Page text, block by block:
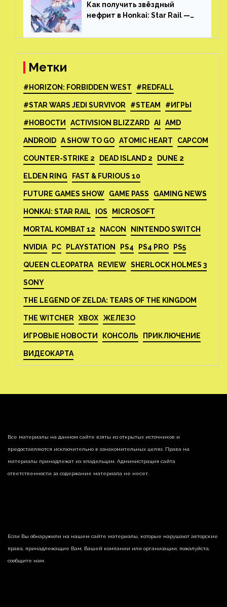
Как получить звёздный
нефрит в Honkai: Star Rail —
Метки
#HORIZON: FORBIDDEN WEST #REDFALL
#STAR WARS JEDI SURVIVOR #STEAM #ИГРЫ
#НОВОСТИ ACTIVISION BLIZZARD AI AMD
ANDROID A SHOW TO GO ATOMIC HEART CAPCOM
COUNTER-STRIKE 2 DEAD ISLAND 2 DUNE 2
ELDEN RING FAST & FURIOUS 10
FUTURE GAMES SHOW GAME PASS GAMING NEWS
HONKAI: STAR RAIL IOS MICROSOFT
MORTAL KOMBAT 12 NACON NINTENDO SWITCH
NVIDIA PC PLAYSTATION PS4 PS4 PRO PS5
QUEEN CLEOPATRA REVIEW SHERLOCK HOLMES 3
SONY
THE LEGEND OF ZELDA: TEARS OF THE KINGDOM
THE WITCHER XBOX ЖЕЛЕЗО
ИГРОВЫЕ НОВОСТИ КОНСОЛЬ ПРИКЛЮЧЕНИЕ
ВИДЕОКАРТА
Все материалы на данном сайте взяты из открытых источников и
предоставляются исключительно в ознакомительных целях. Права на
материалы принадлежат их владельцам. Администрация сайта
ответственности за содержание материала не несет.
Если Вы обнаружили на нашем сайте материалы, которые нарушают авторские
права, принадлежащие Вам, Вашей компании или организации, пожалуйста,
сообщите нам.